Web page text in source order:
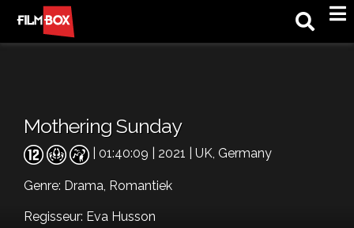
Mothering Sunday
| 01:40:09 | 2021 | UK, Germany
Genre: Drama, Romantiek
Regisseur: Eva Husson